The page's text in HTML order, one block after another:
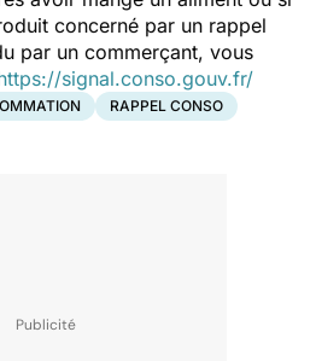
concerné par un rappel
par un commerçant, vous
signal.conso.gouv.fr/
RAPPEL CONSO